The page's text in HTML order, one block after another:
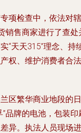
项检查中，依法对辖
销售商家进行了查处
“天天315”理念、持
权、维护消费者合法
区繁华商业地段的日
品牌的电池，包装印
异。执法人员现场进